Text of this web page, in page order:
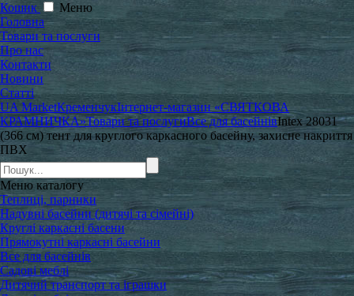
Кошик
Меню
Головна
Товари та послуги
Про нас
Контакти
Новини
Статті
UA MarketКременчукІнтернет-магазин «СВЯТКОВА
КРАМНИЧКА»Товари та послугиВсе для басейнівIntex 28031
(366 см) тент для круглого каркасного басейну, захисне накриття
ПВХ
Меню каталогу
Теплиці, парники
Надувні басейни (дитячі та сімейні)
Круглі каркасні басени
Прямокутні каркасні басейни
Все для басейнів
Садові меблі
Дитячий транспорт та іграшки